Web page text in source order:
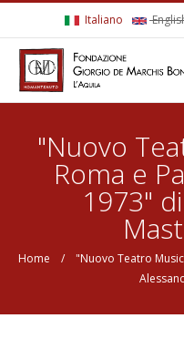
Italiano
"Nuovo
Roma e
1973"
Tu sei qui
Home / "Nuovo Teatro